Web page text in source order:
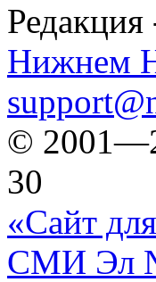
Редакция
Нижнем
©
30
«Сайт
СМИ Эл №